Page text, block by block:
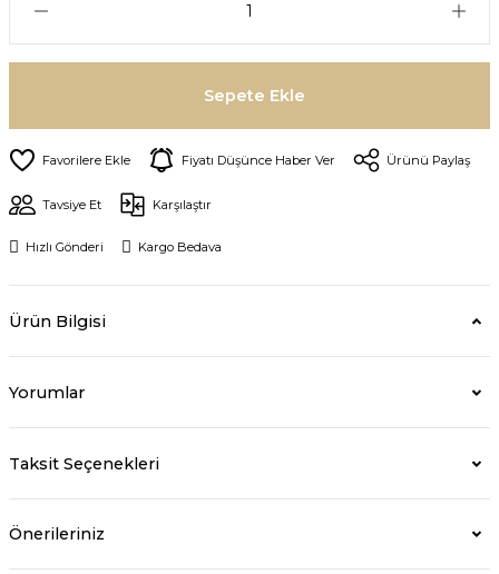
Sepete Ekle
Fiyatı Düşünce Haber Ver Ürünü Paylaş
Tavsiye Et Karşılaştır
Hızlı Gönderi Kargo Bedava
Ürün Bilgisi
Yorumlar
Taksit Seçenekleri
Önerileriniz